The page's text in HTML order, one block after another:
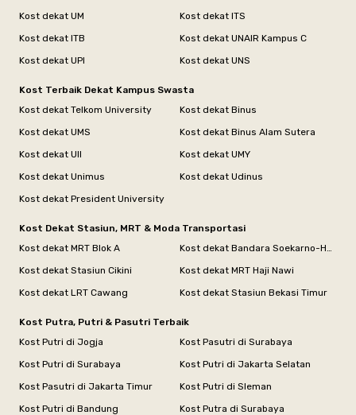
Kost dekat UM
Kost dekat ITS
Kost dekat ITB
Kost dekat UNAIR Kampus C
Kost dekat UPI
Kost dekat UNS
Kost Terbaik Dekat Kampus Swasta
Kost dekat Telkom University
Kost dekat Binus
Kost dekat UMS
Kost dekat Binus Alam Sutera
Kost dekat UII
Kost dekat UMY
Kost dekat Unimus
Kost dekat Udinus
Kost dekat President University
Kost Dekat Stasiun, MRT & Moda Transportasi
Kost dekat MRT Blok A
Kost dekat Bandara Soekarno-Hatta
Kost dekat Stasiun Cikini
Kost dekat MRT Haji Nawi
Kost dekat LRT Cawang
Kost dekat Stasiun Bekasi Timur
Kost Putra, Putri & Pasutri Terbaik
Kost Putri di Jogja
Kost Pasutri di Surabaya
Kost Putri di Surabaya
Kost Putri di Jakarta Selatan
Kost Pasutri di Jakarta Timur
Kost Putri di Sleman
Kost Putri di Bandung
Kost Putra di Surabaya